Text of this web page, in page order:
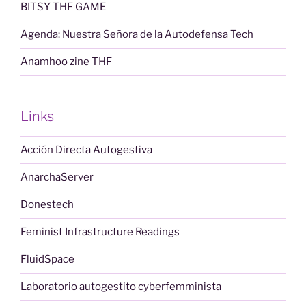
BITSY THF GAME
Agenda: Nuestra Señora de la Autodefensa Tech
Anamhoo zine THF
Links
Acción Directa Autogestiva
AnarchaServer
Donestech
Feminist Infrastructure Readings
FluidSpace
Laboratorio autogestito cyberfemminista